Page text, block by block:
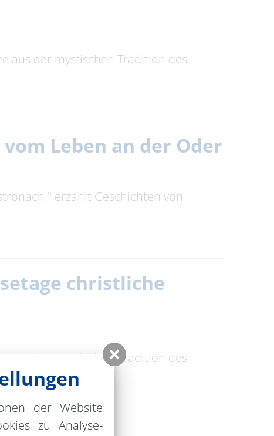
aus der mystischen Tradition des
Leben an der Oder
erzählt Geschichten von
christliche
aus der mystischen Tradition des
der Website
zu Analyse-